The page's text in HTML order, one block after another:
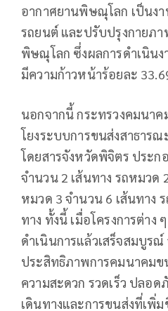
อากาศยานพิษณุโลก เป็นง
รถยนต์ และปรับปรุงกายภ
พิษณุโลก ซึ่งผลการดำเนิน
มีความก้าวหน้าร้อยละ
นอกจากนี้ กระทรวงคมนาค
โยงระบบการขนส่งสาธาร
โดยสารจังหวัดพิจิตร ประก
จำนวน 2 เส้นทาง รถหมวด
หมวด 3 จำนวน 6 เส้นทาง
ทาง ทั้งนี้ เมื่อโครงการต่า
ดำเนินการแล้วเสร็จสมบูรณ์
ประสิทธิภาพการคมนาคม
ความสะดวก รวดเร็ว ปลอ
เดินทางและการขนส่งที่เพิ่